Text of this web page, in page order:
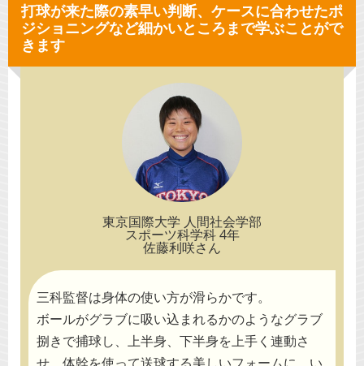
打球が来た際の素早い判断、ケースに合わせたポ
ジショニングなど細かいところまで学ぶことがで
きます
東京国際大学 人間社会学部
スポーツ科学科 4年
佐藤利咲さん
三科監督は身体の使い方が滑らかです。
ボールがグラブに吸い込まれるかのようなグラブ
捌きで捕球し、上半身、下半身を上手く連動さ